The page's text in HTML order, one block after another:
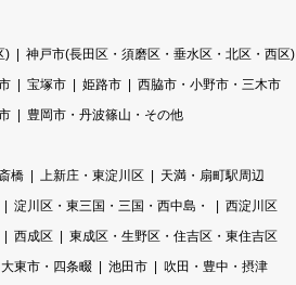
)
神戸市(長田区・須磨区・垂水区・北区・西区)
宝塚市 姫路市
西脇市・小野市・三木市
豊岡市・丹波篠山・その他
橋 上新庄・東淀川区
天満・扇町駅周辺
淀川区・東三国・三国・西中島・
西淀川区
西成区
東成区・生野区・住吉区・東住吉区
大東市・四条畷 池田市
吹田・豊中・摂津